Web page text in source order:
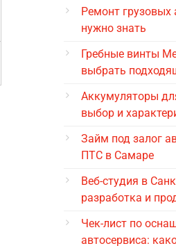
Ремонт грузовых
нужно знать
Гребные винты
выбрать
Аккумуляторы
выбор и
Займ под залог
ПТС в Самаре
Веб-студия в
разработка и
Чек-лист по
автосервиса: